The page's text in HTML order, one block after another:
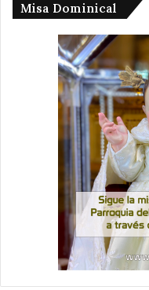
Misa Dominical